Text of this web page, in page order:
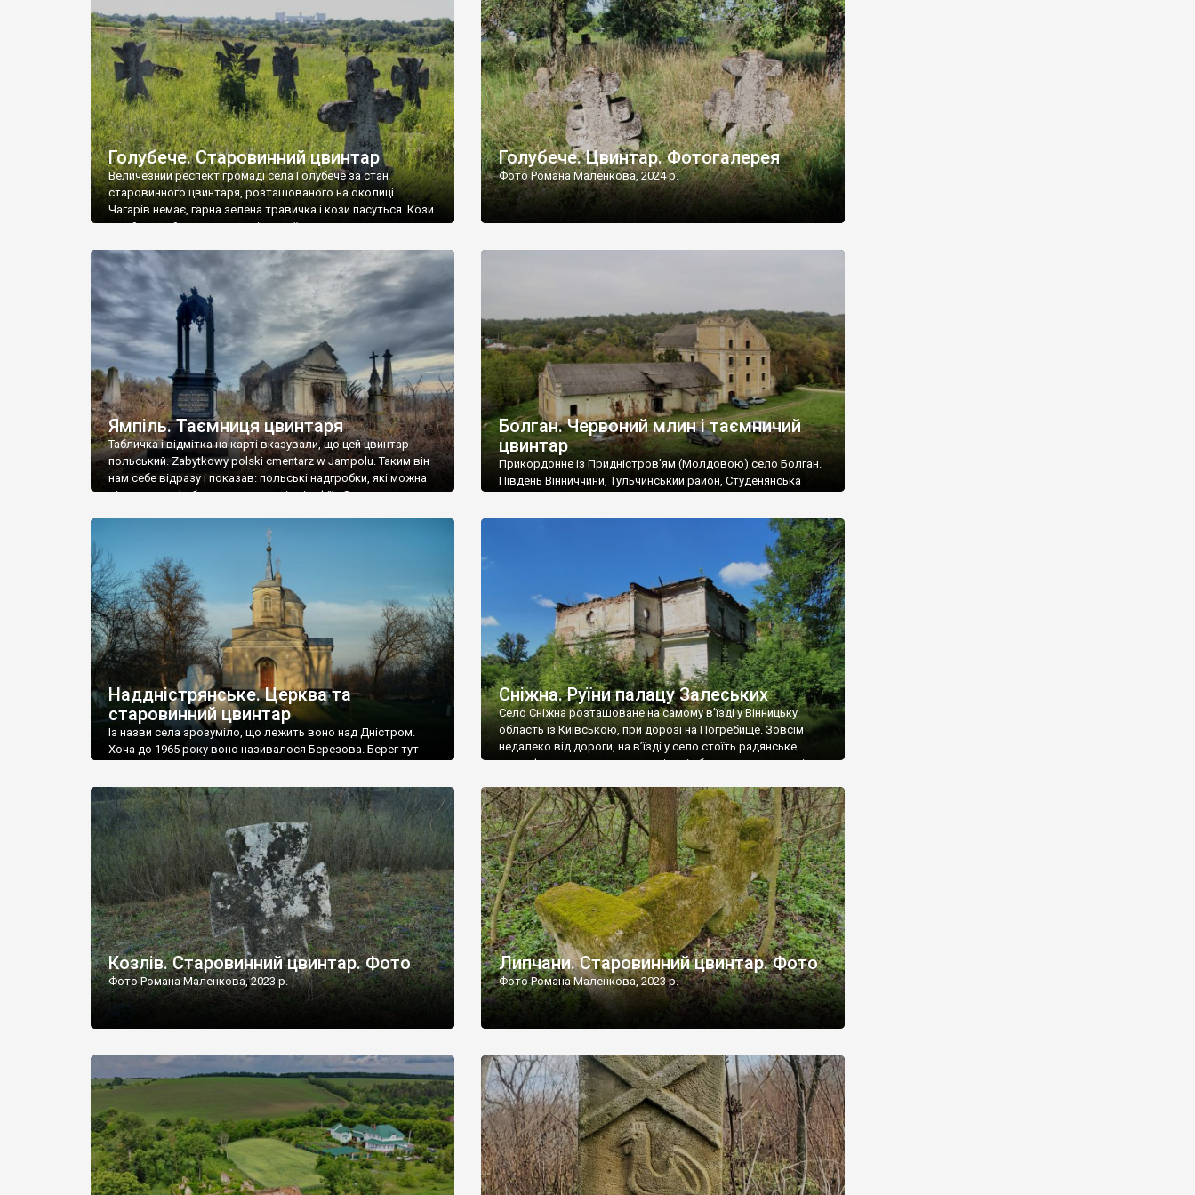
[…]
Голубече. Старовинний цвинтар
Величезний респект громаді села Голубече за стан
старовинного цвинтаря, розташованого на околиці.
Чагарів немає, гарна зелена травичка і кози пасуться. Кози
– найкращий регулятор шкідливої, для старих кладовищ,
бруньками, кози ті бруньки обгризають, бо то улюблений
делікатес. На цвинтарі у Голубечому ціла колекція
різноманітних форм хрестів. Село відносно невелике, […]
Голубече. Цвинтар. Фотогалерея
Фото Романа Маленкова, 2024 р.
Ямпіль. Таємниця цвинтаря
Табличка і відмітка на карті вказували, що цей цвинтар
польський. Zabytkowy polski cmentarz w Jampolu. Таким він
нам себе відразу і показав: польські надгробки, які можна
віднести до фабричних, польські епітафії… Загалом цвинтар
виявилося більше семи гектарів. Перше враження про
абсолютну звичайність польського цвинтаря виявилося
оманливим – […]
Болган. Червоний млин і таємничий
цвинтар
Прикордонне із Придністров’ям (Молдовою) село Болган.
Південь Вінниччини, Тульчинський район, Студенянська
старовинний цвинтар із кам’яними хрестами. Всі епітафії, які
збереглися, написані кирилицею, церковнослов’янською
мовою. За всіма традиційними ознаками – цвинтар
український. Хрести датуються 19 століттям. У 1924-1940
роках Болган […]
Наддністрянське. Церква та
старовинний цвинтар
Із назви села зрозуміло, що лежить воно над Дністром.
Хоча до 1965 року воно називалося Березова. Берег тут
Наддністрянське відрізняється від більшості навколишніх
сіл. У селі є мурована Михайлівська церква. Точної дати […]
Сніжна. Руїни палацу Залеських
Село Сніжна розташоване на самому в’їзді у Вінницьку
область із Київською, при дорозі на Погребище. Зовсім
недалеко від дороги, на в’їзді у село стоїть радянське
рельєфне пано, яке показує жінку і яблуню, а трохи далі,
дороги їх не видно, але видно дві стареньких колії у траві –
[…]
Козлів. Старовинний цвинтар. Фото
Фото Романа Маленкова, 2023 р.
Липчани. Старовинний цвинтар. Фото
Фото Романа Маленкова, 2023 р.